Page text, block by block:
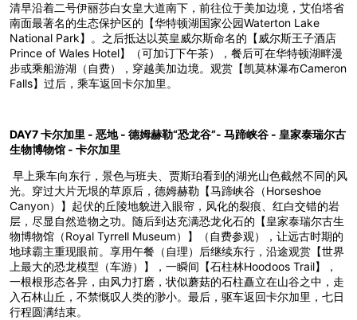
清早沿着二号伊丽莎白女皇大道南下，前往位于美加边境，艾伯塔省
南面最著名的生态保护区的【华特顿湖国家公园Waterton Lake
National Park】。之后抵达以英皇威尔斯命名的【威尔斯王子酒店
Prince of Wales Hotel】（可加订下午茶），餐后可在华特顿湖畔漫
步或乘船游湖（自费），穿越美加边境。观赏【凯莫林瀑布Cameron
Falls】过后，乘车返回卡尔加里。
DAY7 卡尔加里 - 恶地 - 德姆赫勒“恐龙谷”- 马蹄峡谷 - 皇家泰瑞尔古
生物博物馆 - 卡尔加里
早上乘车向东行，景色与班夫、贾斯珀看到的湖光山色截然不同的风
光。穿过大片无垠的草原后，德姆赫勒【马蹄峡谷（Horseshoe
Canyon）】起伏的丘陵地貌进入眼帘，风化的裂痕、红白交错的岩
层，尽显自然造物之功。随后到达充满恐龙化石的【皇家泰瑞尔古生
物博物馆（Royal Tyrrell Museum）】（自费参观），让远古时期的
地球霸主重现眼前。享用午餐（自理）后继续东行，沿途观赏【世界
上最大的恐龙模型（车游）】，一瞬间【石柱林Hoodoos Trail】，
一根根形态各异，由风力打磨，状似蘑菇的石柱矗立在山谷之中，走
入石林山丘，不禁慨叹人类的渺小。最后，驱车返回卡尔加里，七日
行程圆满结束。